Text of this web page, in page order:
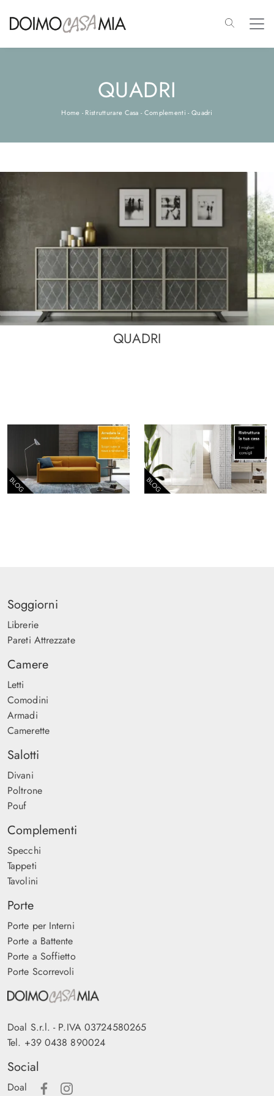
QUADRI
Home - Ristrutturare Casa - Complementi - Quadri
QUADRI
Soggiorni
Librerie
Pareti Attrezzate
Camere
Letti
Comodini
Armadi
Camerette
Salotti
Divani
Poltrone
Pouf
Complementi
Specchi
Tappeti
Tavolini
Porte
Porte per Interni
Porte a Battente
Porte a Soffietto
Porte Scorrevoli
Doal S.r.l. - P.IVA 03724580265
Tel. +39 0438 890024
Social
Doal